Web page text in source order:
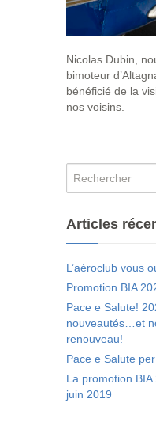
Nicolas Dubin,
bimoteur
bénéficié de la
nos voisins.
Articles
L’aéroclub vous
Promotion BIA
Pace e Salute!
nouveautés…et
renouveau!
Pace e Salute
La promotion
juin 2019